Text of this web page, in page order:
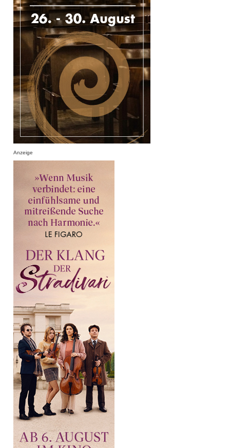
Anzeige